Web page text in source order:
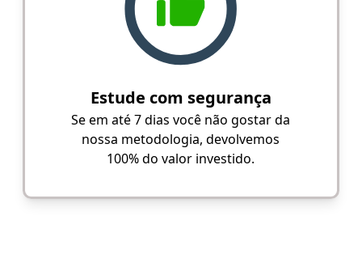
Estude com segurança
Se em até 7 dias você não gostar da
nossa metodologia, devolvemos
100% do valor investido.